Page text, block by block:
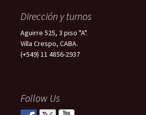
Dirección y turnos
Aguirre 525, 3 piso "A".
Villa Crespo, CABA.
(+549) 11 4856-2937
Follow Us